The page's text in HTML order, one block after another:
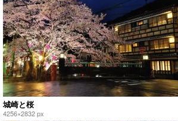
城崎と桜
4256×2832 px